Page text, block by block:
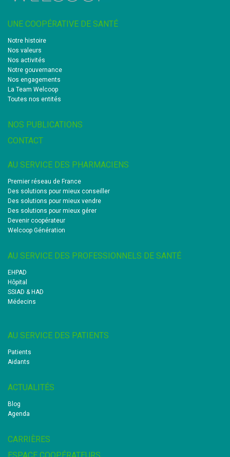
UNE COOPÉRATIVE DE SANTÉ
Notre histoire
Nos valeurs
Nos activités
Notre gouvernance
Nos engagements
La Team Welcoop
Toutes nos entités
NOS PUBLICATIONS
CONTACT
AU SERVICE DES PHARMACIENS
Premier réseau de France
Des solutions pour mieux conseiller
Des solutions pour mieux vendre
Des solutions pour mieux gérer
Devenir coopérateur
Welcoop Génération
AU SERVICE DES PROFESSIONNELS DE SANTÉ
EHPAD
Hôpital
SSIAD & HAD
Médecins
AU SERVICE DES PATIENTS
Patients
Aidants
ACTUALITÉS
Blog
Agenda
CARRIÈRES